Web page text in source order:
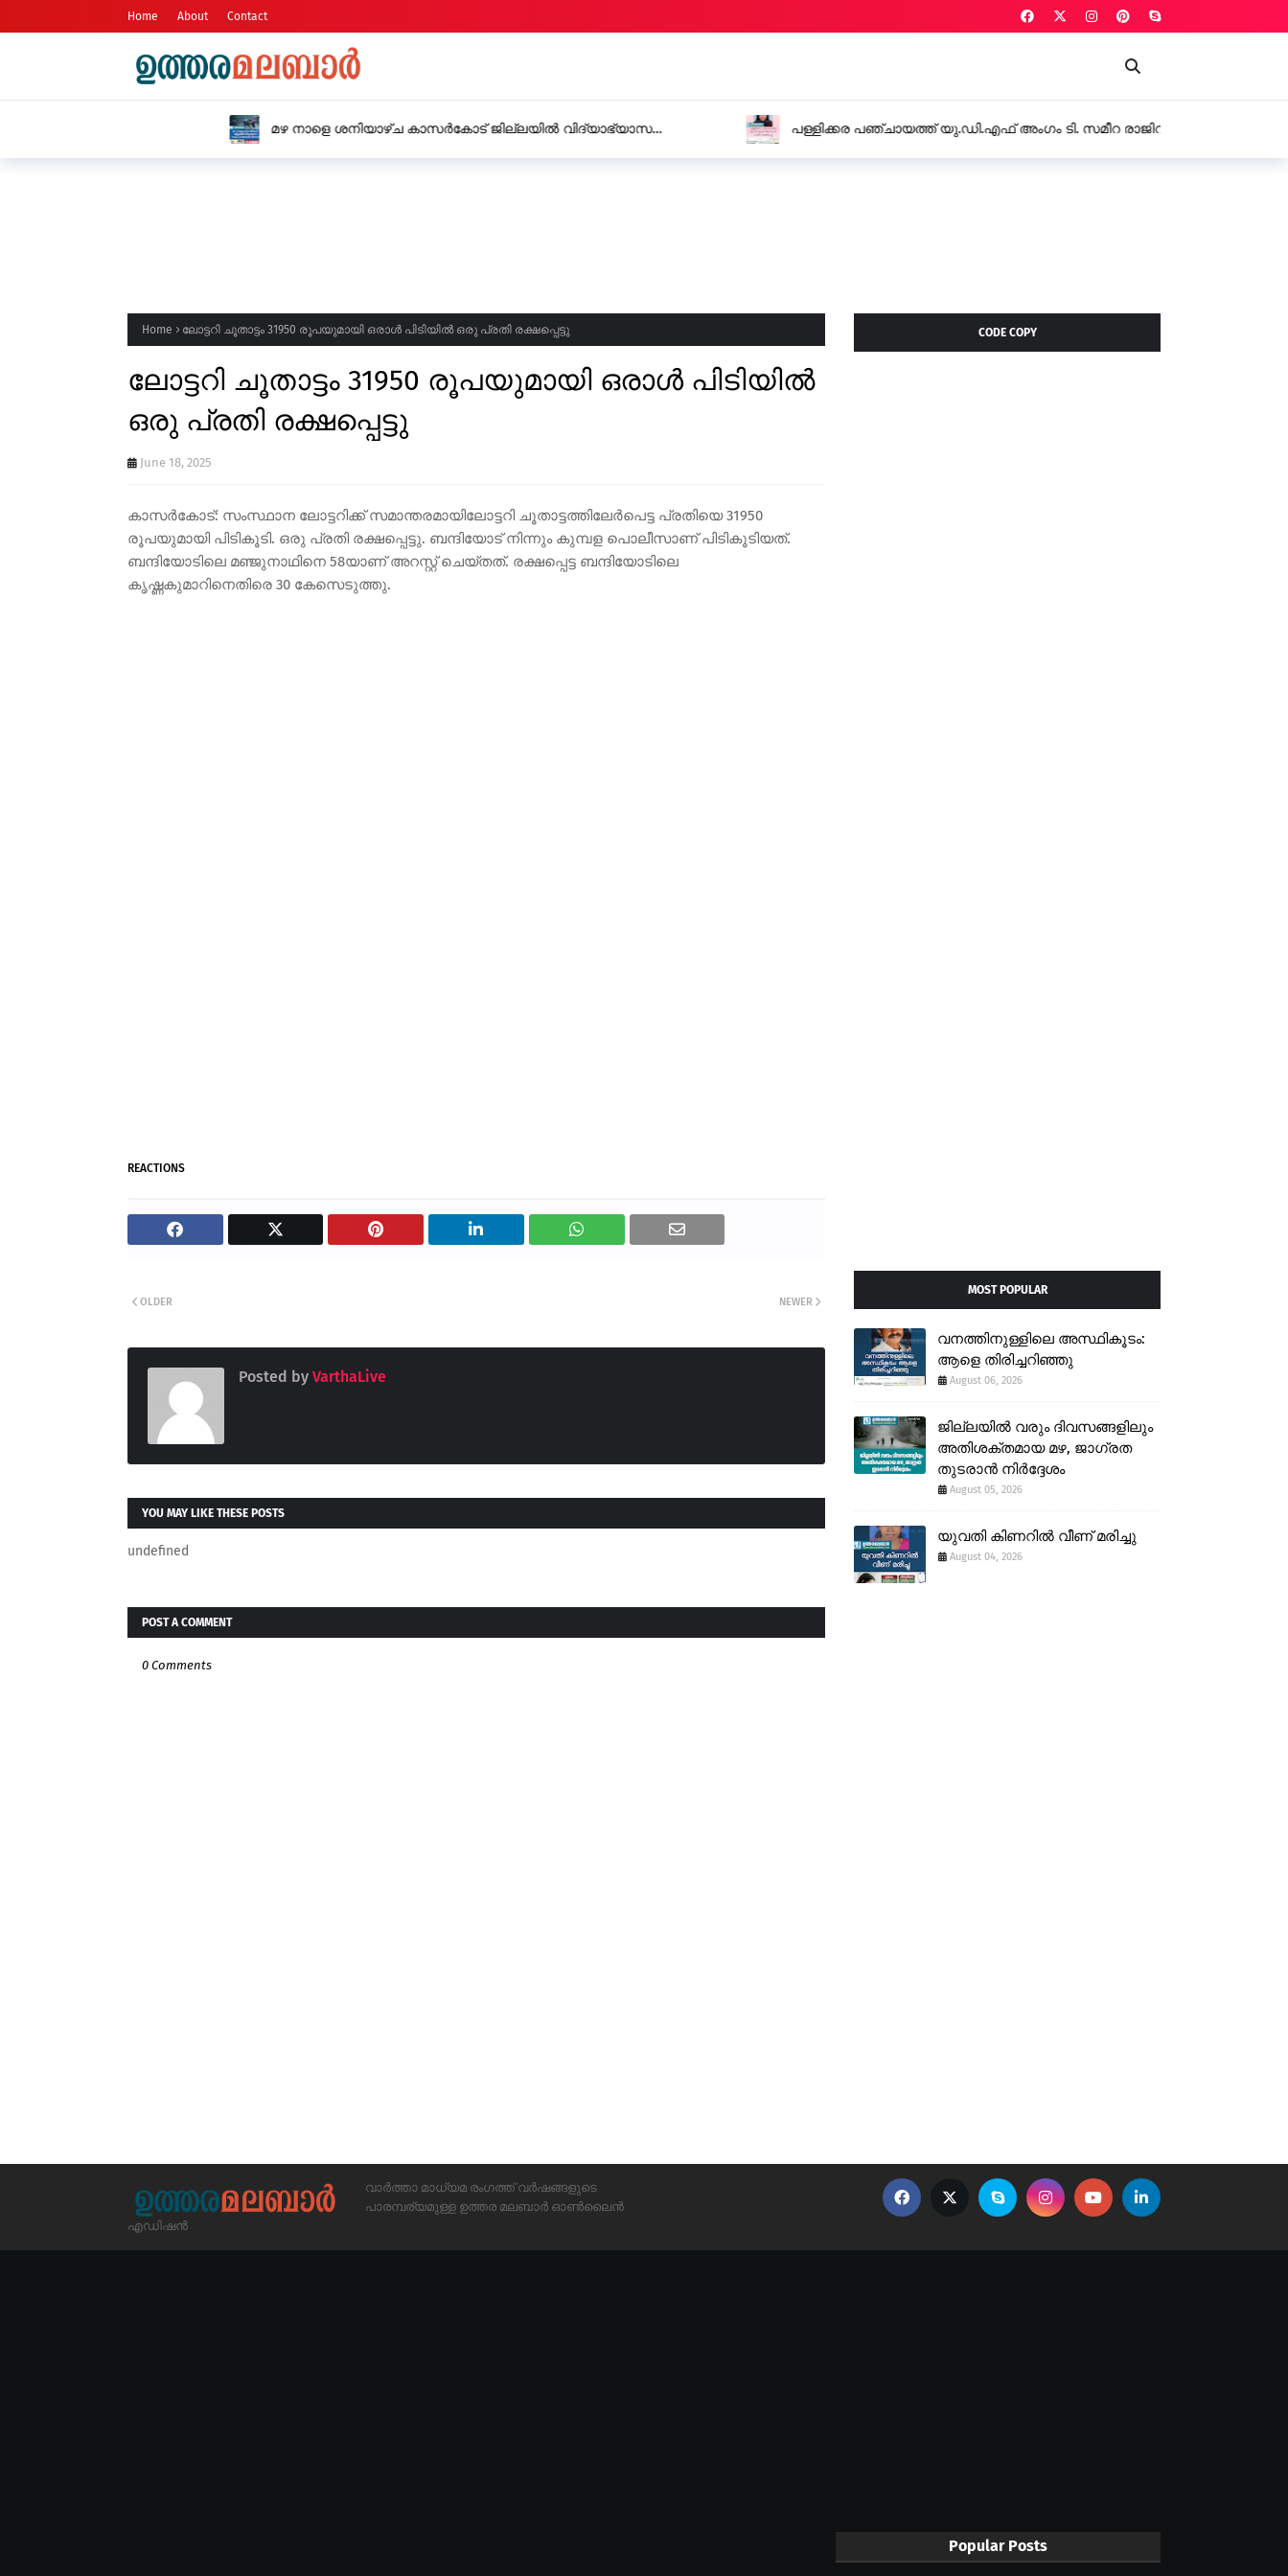
Home About Contact
മഴ നാളെ ശനിയാഴ്ച കാസർകോട് ജില്ലയിൽ വിദ്യാഭ്യാസ
സ്ഥാപനങ്ങൾക്ക് അവധി
പള്ളിക്കര പഞ്ചായത്ത് യു.ഡി.എഫ് അംഗം ടി. സമീറ രാജിവച്ചു
Home ലോട്ടറി ചൂതാട്ടം 31950 രൂപയുമായി ഒരാൾ പിടിയിൽ ഒരു പ്രതി രക്ഷപ്പെട്ടു
ലോട്ടറി ചൂതാട്ടം 31950 രൂപയുമായി ഒരാൾ പിടിയിൽ
ഒരു പ്രതി രക്ഷപ്പെട്ടു
June 18, 2025
കാസർകോട്: സംസ്ഥാന ലോട്ടറിക്ക് സമാന്തരമായിലോട്ടറി ചൂതാട്ടത്തിലേർപെട്ട പ്രതിയെ 31950
രൂപയുമായി പിടികൂടി. ഒരു പ്രതി രക്ഷപ്പെട്ടു. ബന്ദിയോട് നിന്നും കുമ്പള പൊലീസാണ് പിടികൂടിയത്.
ബന്ദിയോടിലെ മഞ്ജുനാഥിനെ 58യാണ് അറസ്റ്റ് ചെയ്തത്. രക്ഷപ്പെട്ട ബന്ദിയോടിലെ
കൃഷ്ണകുമാറിനെതിരെ 30 കേസെടുത്തു.
REACTIONS
NEWER
OLDER
Posted by VarthaLive
YOU MAY LIKE THESE POSTS
undefined
POST A COMMENT
0 Comments
CODE COPY
MOST POPULAR
വനത്തിനുള്ളിലെ അസ്ഥികൂടം:
ആളെ തിരിച്ചറിഞ്ഞു
August 06, 2026
ജില്ലയിൽ വരും ദിവസങ്ങളിലും
അതിശക്തമായ മഴ, ജാഗ്രത
തുടരാൻ നിർദ്ദേശം
August 05, 2026
യുവതി കിണറിൽ വീണ് മരിച്ചു
August 04, 2026
വാർത്താ മാധ്യമ രംഗത്ത് വർഷങ്ങളുടെ
പാരമ്പര്യമുള്ള ഉത്തര മലബാർ ഓൺലൈൻ
എഡിഷൻ
Popular Posts